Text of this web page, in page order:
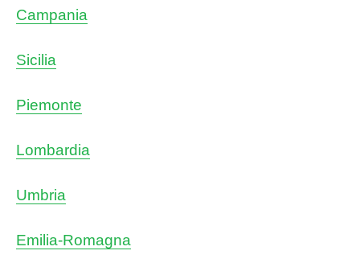
Campania
Sicilia
Piemonte
Lombardia
Umbria
Emilia-Romagna